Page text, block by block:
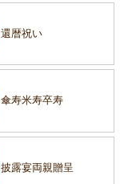
還暦祝い
傘寿米寿卒寿
披露宴両親贈呈